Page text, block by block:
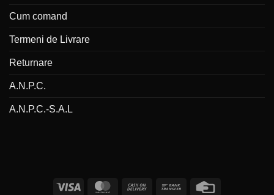
Cum comand
Termeni de Livrare
Returnare
A.N.P.C.
A.N.P.C.-S.A.L
Visa MasterCardCash
Bank